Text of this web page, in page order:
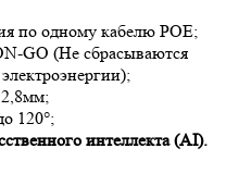
по одному кабелю POE;
GO (Не сбрасываются
120°;
интеллекта (AI).